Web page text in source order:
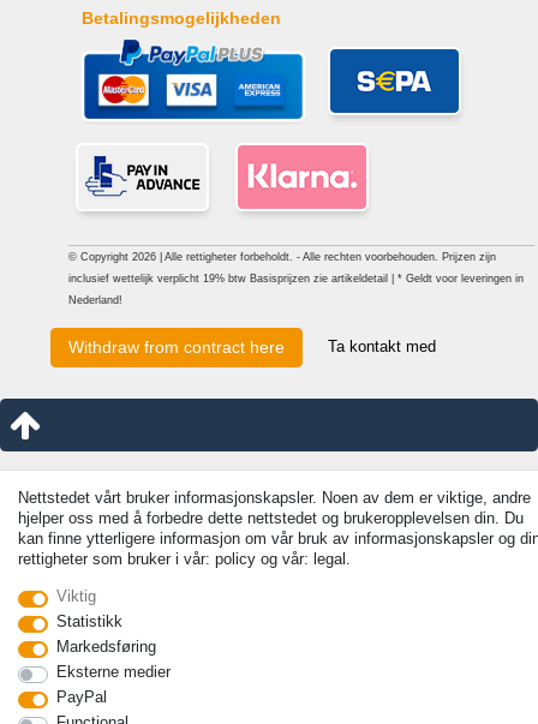
Betalingsmogelijkheden
© Copyright 2026 | Alle rettigheter forbeholdt. - Alle rechten voorbehouden. Prijzen zijn
inclusief wettelijk verplicht 19% btw Basisprijzen zie artikeldetail | * Geldt voor leveringen in
Nederland!
Withdraw from contract here Ta kontakt med
Nettstedet vårt bruker informasjonskapsler. Noen av dem er viktige, andre
hjelper oss med å forbedre dette nettstedet og brukeropplevelsen din. Du
kan finne ytterligere informasjon om vår bruk av informasjonskapsler og
rettigheter som bruker i vår: policy og vår: legal.
Viktig
Statistikk
Markedsføring
Eksterne medier
PayPal